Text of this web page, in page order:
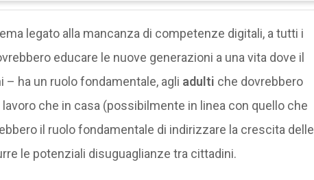
legato alla mancanza di competenze digitali, a tutti i
educare le nuove generazioni a una vita dove il
ha un ruolo fondamentale, agli adulti che dovrebbero
che in casa (possibilmente in linea con quello che
il ruolo fondamentale di indirizzare la crescita delle
le potenziali disuguaglianze tra cittadini.